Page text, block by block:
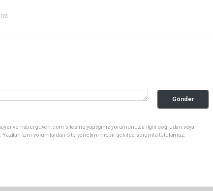
Gönder
ve haberguven.com sitesine yaptığınız yorumunuzla ilgili doğrudan veya
Yazılan tüm yorumlardan site yönetimi hiçbir şekilde sorumlu tutulamaz.